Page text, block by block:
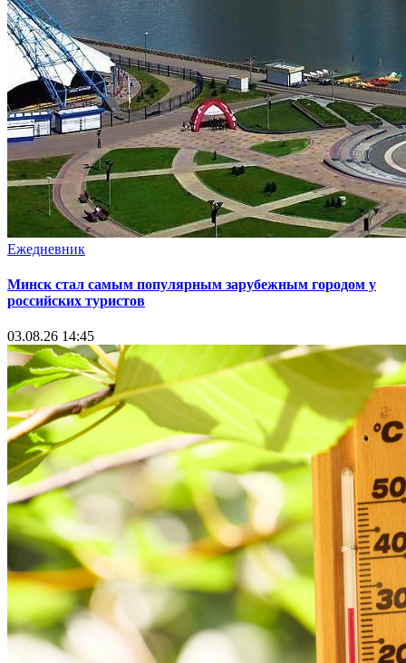
Ежедневник
Минск стал самым популярным зарубежным городом у
российских туристов
03.08.26 14:45